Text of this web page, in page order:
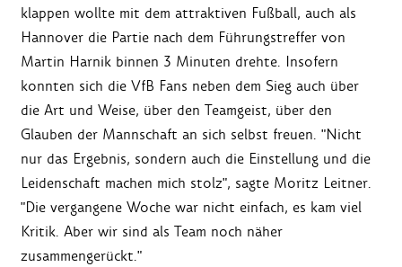
klappen wollte mit dem attraktiven Fußball, auch als
Hannover die Partie nach dem Führungstreffer von
Martin Harnik binnen 3 Minuten drehte. Insofern
konnten sich die VfB Fans neben dem Sieg auch über
die Art und Weise, über den Teamgeist, über den
Glauben der Mannschaft an sich selbst freuen. "Nicht
nur das Ergebnis, sondern auch die Einstellung und die
Leidenschaft machen mich stolz", sagte Moritz Leitner.
"Die vergangene Woche war nicht einfach, es kam viel
Kritik. Aber wir sind als Team noch näher
zusammengerückt."